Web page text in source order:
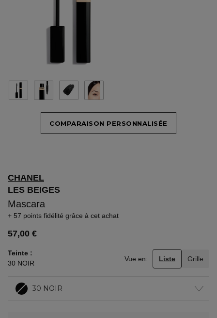
COMPARAISON PERSONNALISÉE
CHANEL
LES BEIGES
Mascara
57 points fidélité grâce à cet achat
57,00 €
Teinte
30 NOIR
Vue en: Liste Grille
30 NOIR